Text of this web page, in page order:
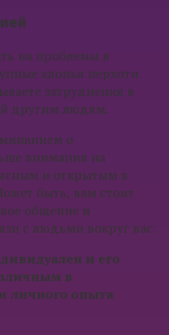
на проблемы в
хлопья перхоти
затруднения в
другим людям.
о
внимания на
и открытым в
быть, вам стоит
общение и
с людьми вокруг вас.
и его
в
личного опыта